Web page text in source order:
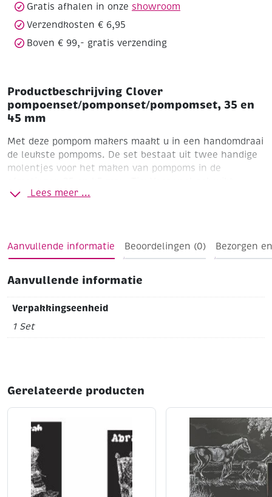
Gratis afhalen in onze showroom
Verzendkosten € 6,95
Boven € 99,- gratis verzending
Productbeschrijving Clover
pompoenset/pomponset/pompomset, 35 en
45 mm
Met deze pompom makers maakt u in een handomdraai
de leukste pompoms. De set bestaat uit twee handige
molentjes voor het maken van pompoms in de
Populair wol zie artikelnummers 385001 t/m 385098
Lees meer ...
Aanvullende informatie Beoordelingen (0) Bezorgen
Aanvullende informatie
Verpakkingseenheid
1 Set
Gerelateerde producten